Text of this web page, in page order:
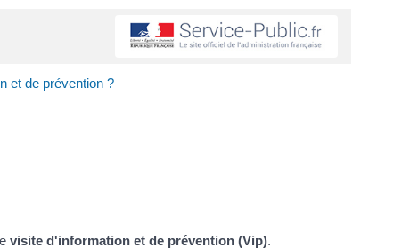
et de prévention ?
visite d'information et de prévention (Vip).